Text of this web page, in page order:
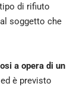
di rifiuto
soggetto che
a opera di un
è previsto